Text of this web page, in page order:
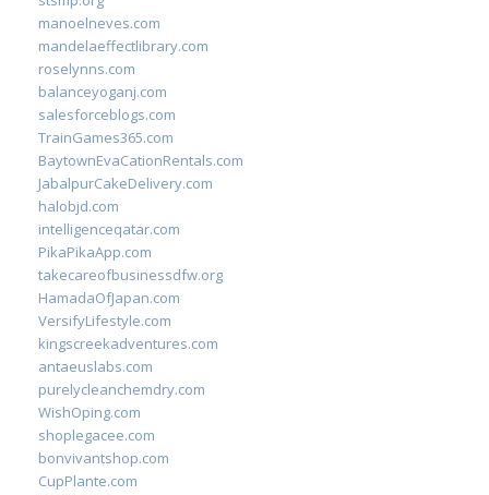
manoelneves.com
mandelaeffectlibrary.com
roselynns.com
balanceyoganj.com
salesforceblogs.com
TrainGames365.com
BaytownEvaCationRentals.com
JabalpurCakeDelivery.com
halobjd.com
intelligenceqatar.com
PikaPikaApp.com
takecareofbusinessdfw.org
HamadaOfJapan.com
VersifyLifestyle.com
kingscreekadventures.com
antaeuslabs.com
purelycleanchemdry.com
WishOping.com
shoplegacee.com
bonvivantshop.com
CupPlante.com